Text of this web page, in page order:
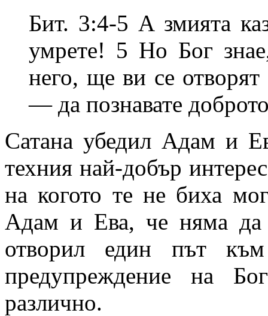
Бит. 3:4-5 А змията
умрете! 5 Но Бог
него, ще ви се
— да познавате
Сатана убедил Адам и
техния най-добър
на когото те не биха
Адам и Ева, че няма да
отворил един път
предупреждение на
различно.